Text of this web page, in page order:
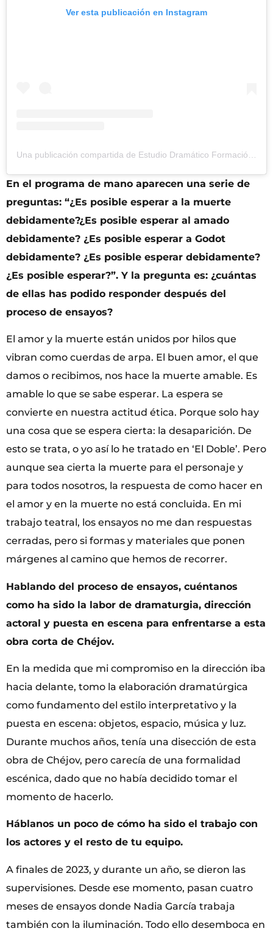
Ver esta publicación en Instagram
En el programa de mano aparecen una serie de
preguntas: “¿Es posible esperar a la muerte
debidamente?¿Es posible esperar al amado
debidamente? ¿Es posible esperar a Godot
debidamente? ¿Es posible esperar debidamente?
¿Es posible esperar?”. Y la pregunta es: ¿cuántas
de ellas has podido responder después del
proceso de ensayos?
El amor y la muerte están unidos por hilos que
vibran como cuerdas de arpa. El buen amor, el que
damos o recibimos, nos hace la muerte amable. Es
amable lo que se sabe esperar. La espera se
convierte en nuestra actitud ética. Porque solo hay
una cosa que se espera cierta: la desaparición. De
esto se trata, o yo así lo he tratado en ‘El Doble’. Pero
aunque sea cierta la muerte para el personaje y
para todos nosotros, la respuesta de como hacer en
el amor y en la muerte no está concluida. En mi
trabajo teatral, los ensayos no me dan respuestas
cerradas, pero si formas y materiales que ponen
márgenes al camino que hemos de recorrer.
Hablando del proceso de ensayos, cuéntanos
como ha sido la labor de dramaturgia, dirección
actoral y puesta en escena para enfrentarse a esta
obra corta de Chéjov.
En la medida que mi compromiso en la dirección iba
hacia delante, tomo la elaboración dramatúrgica
como fundamento del estilo interpretativo y la
puesta en escena: objetos, espacio, música y luz.
Durante muchos años, tenía una disección de esta
obra de Chéjov, pero carecía de una formalidad
escénica, dado que no había decidido tomar el
momento de hacerlo.
Háblanos un poco de cómo ha sido el trabajo con
los actores y el resto de tu equipo.
A finales de 2023, y durante un año, se dieron las
supervisiones. Desde ese momento, pasan cuatro
meses de ensayos donde Nadia García trabaja
también con la iluminación. Todo ello desemboca en